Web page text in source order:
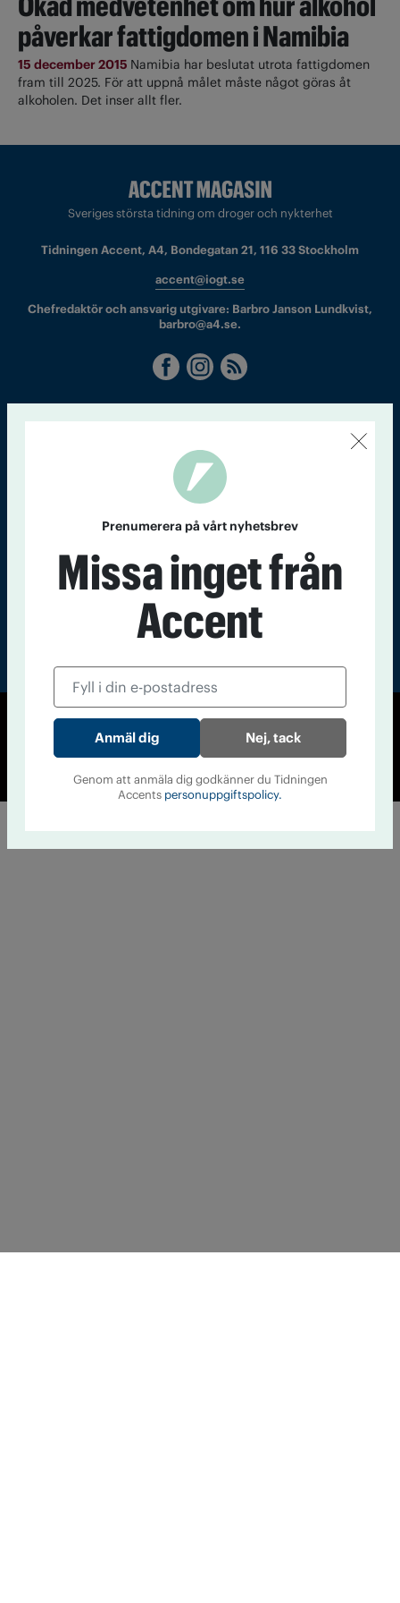
påverkar fattigdomen i Namibia
15 december 2015 Namibia har beslutat utrota fattigdomen
fram till 2025. För att uppnå målet måste något göras åt
alkoholen. Det inser allt fler.
Sveriges största tidning om droger och nykterhet
Tidningen Accent, A4, Bondegatan 21, 116 33 Stockholm
accent@iogt.se
Chefredaktör och ansvarig utgivare: Barbro Janson Lundkvist,
barbro@a4.se.
Accent
© Tidningen Accent 2026
Cookiepolicy
Personuppgiftspolicy
Prenumerera på vårt nyhetsbrev
Missa inget från
Accent
Nej, tack
Genom att anmäla dig godkänner du Tidningen
Accents personuppgiftspolicy.